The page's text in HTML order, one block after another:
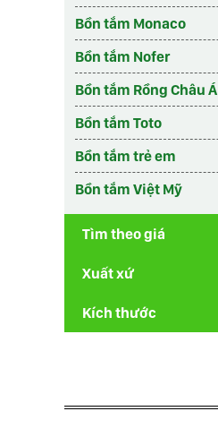
Bồn tắm Monaco
Bồn tắm Nofer
Bồn tắm Rồng Châu Á
Bồn tắm Toto
Bồn tắm trẻ em
Bồn tắm Việt Mỹ
Tìm theo giá
Xuất xứ
Kích thước